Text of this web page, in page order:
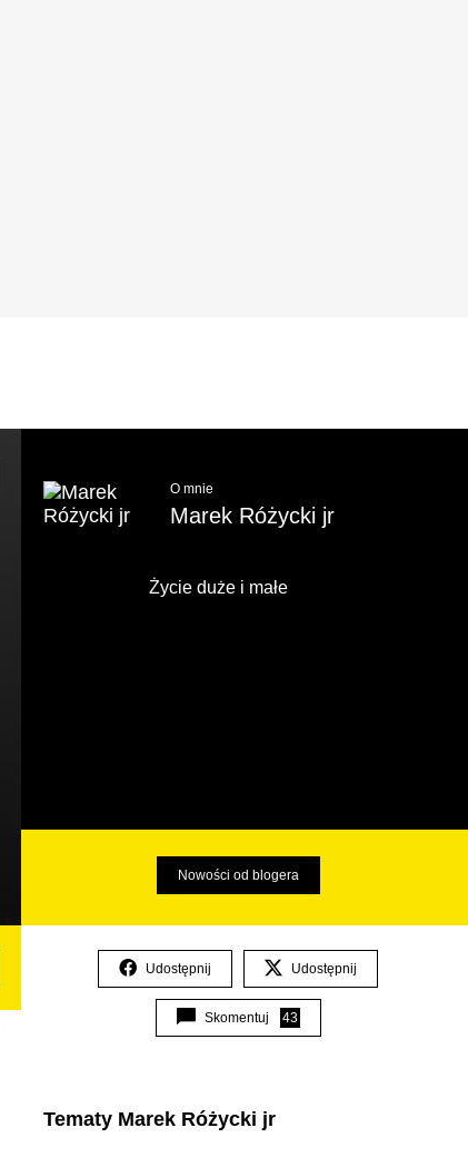
O mnie
Marek Różycki jr
Życie duże i małe
Nowości od blogera
Udostępnij Udostępnij
Skomentuj 43
Tematy Marek Różycki jr